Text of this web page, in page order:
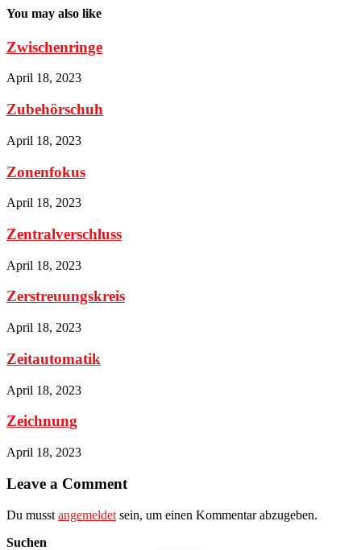
You may also like
Zwischenringe
April 18, 2023
Zubehörschuh
April 18, 2023
Zonenfokus
April 18, 2023
Zentralverschluss
April 18, 2023
Zerstreuungskreis
April 18, 2023
Zeitautomatik
April 18, 2023
Zeichnung
April 18, 2023
Leave a Comment
Du musst angemeldet sein, um einen Kommentar abzugeben.
Suchen